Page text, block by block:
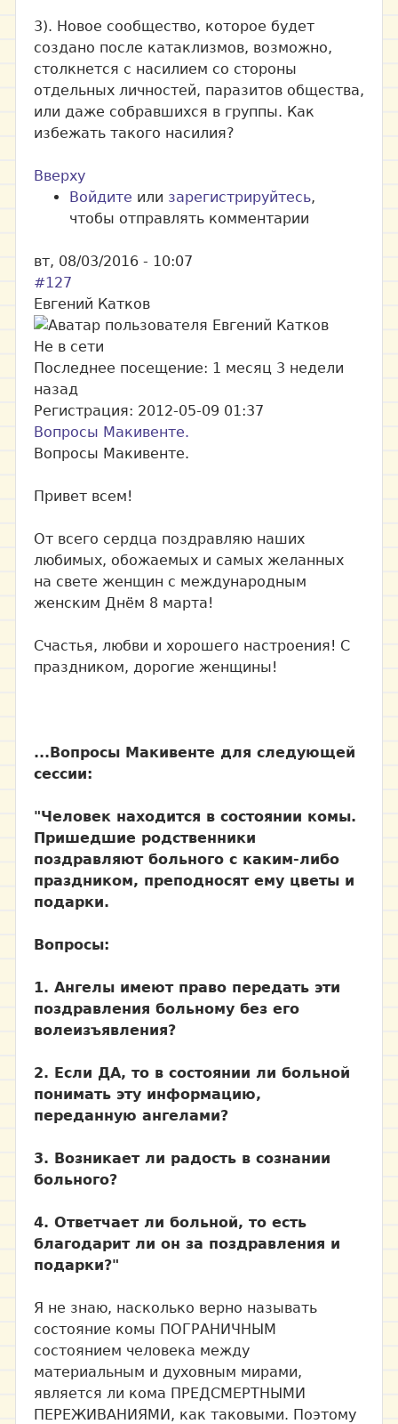
3). Новое сообщество, которое будет
создано после катаклизмов, возможно,
столкнется с насилием со стороны
отдельных личностей, паразитов общества,
или даже собравшихся в группы. Как
избежать такого насилия?
Вверху
Войдите или зарегистрируйтесь,
чтобы отправлять комментарии
вт, 08/03/2016 - 10:07
#127
Евгений Катков
Не в сети
Последнее посещение: 1 месяц 3 недели
назад
Регистрация: 2012-05-09 01:37
Вопросы Макивенте.
Вопросы Макивенте.
Привет всем!
От всего сердца поздравляю наших
любимых, обожаемых и самых желанных
на свете женщин с международным
женским Днём 8 марта!
Счастья, любви и хорошего настроения! С
праздником, дорогие женщины!
...Вопросы Макивенте для следующей
сессии:
"Человек находится в состоянии комы.
Пришедшие родственники
поздравляют больного с каким-либо
праздником, преподносят ему цветы и
подарки.
Вопросы:
1. Ангелы имеют право передать эти
поздравления больному без его
волеизъявления?
2. Если ДА, то в состоянии ли больной
понимать эту информацию,
переданную ангелами?
3. Возникает ли радость в сознании
больного?
4. Ответчает ли больной, то есть
благодарит ли он за поздравления и
подарки?"
Я не знаю, насколько верно называть
состояние комы ПОГРАНИЧНЫМ
состоянием человека между
материальным и духовным мирами,
является ли кома ПРЕДСМЕРТНЫМИ
ПЕРЕЖИВАНИЯМИ, как таковыми. Поэтому